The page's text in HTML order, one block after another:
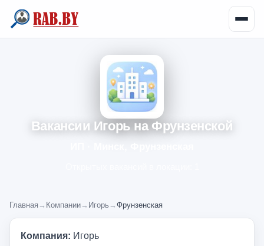
Вакансии Игорь на Фрунзенской
Главная → Компании→ Игорь → Фрунзенская
Компания: Игорь